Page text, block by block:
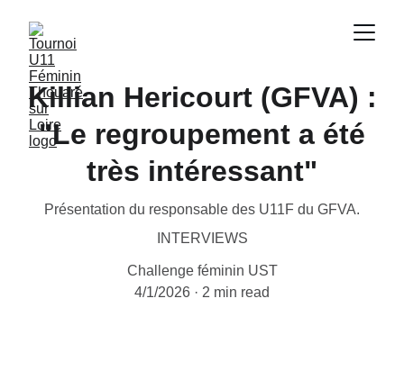
Killian Hericourt (GFVA) :
"Le regroupement a été
très intéressant"
Présentation du responsable des U11F du GFVA.
INTERVIEWS
Challenge féminin UST
4/1/2026
2 min read